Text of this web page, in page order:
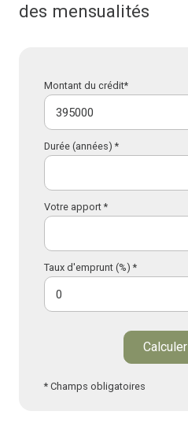
des mensualités
Montant du crédit*
Durée (années) *
Votre apport *
Taux d'emprunt (%) *
Calculer
* Champs obligatoires